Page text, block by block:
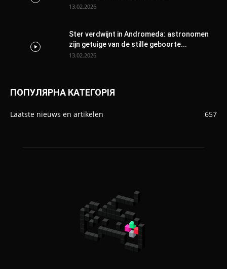
13.02.2026
Ster verdwijnt in Andromeda: astronomen
zijn getuige van de stille geboorte...
13.02.2026
ПОПУЛЯРНА КАТЕГОРІЯ
Laatste nieuws en artikelen 657